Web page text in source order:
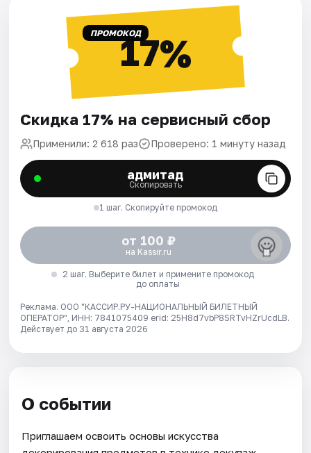
ПРОМОКОД17%
Скидка 17% на сервисный сбор
Применили: 2 618 раз Проверено: 1 минуту назад
адмитад
Скопировать
1 шаг. Скопируйте промокод
от 100 ₽
на Kassir.ru
2 шаг. Выберите билет и примените промокод
до оплаты
Реклама. ООО "КАССИР.РУ-НАЦИОНАЛЬНЫЙ БИЛЕТНЫЙ
ОПЕРАТОР", ИНН: 7841075409 erid: 25H8d7vbP8SRTvHZrUcdLB.
Действует до 31 августа 2026
О событии
Приглашаем освоить основы искусства